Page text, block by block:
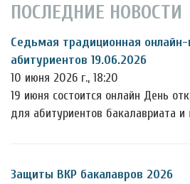
ПОСЛЕДНИЕ НОВОСТИ
Седьмая традиционная онлайн-
абитуриентов 19.06.2026
10 июня 2026 г., 18:20
19 июня состоится онлайн День
для абитуриентов бакалавриата и
Защиты ВКР бакалавров 2026